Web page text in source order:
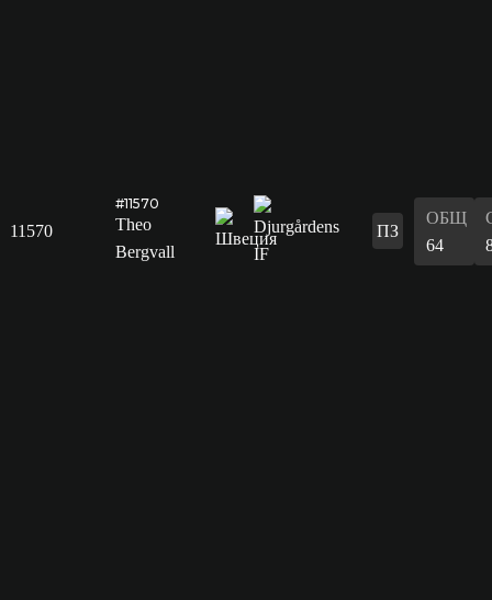
11570
#11570
Theo
Bergvall
ПЗ
ОБЩ
64